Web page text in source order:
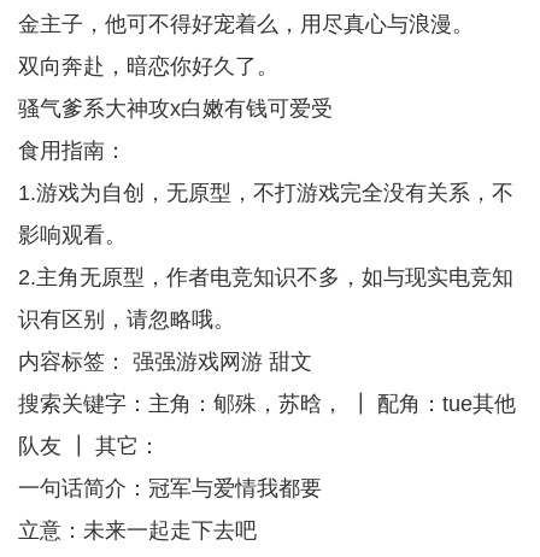
金主子，他可不得好宠着么，用尽真心与浪漫。
双向奔赴，暗恋你好久了。
骚气爹系大神攻x白嫩有钱可爱受
食用指南：
1.游戏为自创，无原型，不打游戏完全没有关系，不
影响观看。
2.主角无原型，作者电竞知识不多，如与现实电竞知
识有区别，请忽略哦。
内容标签： 强强游戏网游 甜文
搜索关键字：主角：郇殊，苏晗， ┃ 配角：tue其他
队友 ┃ 其它：
一句话简介：冠军与爱情我都要
立意：未来一起走下去吧